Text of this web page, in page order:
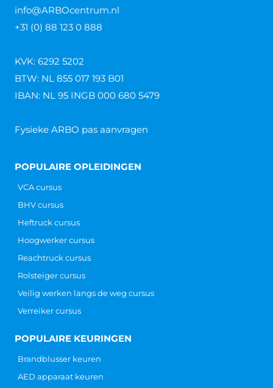
info@ARBOcentrum.nl
+31 (0) 88 123 0 888
KVK: 6292 5202
BTW: NL 855 017 193 B01
IBAN: NL 95 INGB 000 680 5479
Fysieke ARBO pas aanvragen
POPULAIRE OPLEIDINGEN
VCA cursus
BHV cursus
Heftruck cursus
Hoogwerker cursus
Reachtruck cursus
Rolsteiger cursus
Veilig werken langs de weg cursus
Verreiker cursus
POPULAIRE KEURINGEN
Brandblusser keuren
AED apparaat keuren